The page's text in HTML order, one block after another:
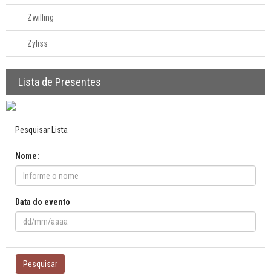
Zwilling
Zyliss
Lista de Presentes
Pesquisar Lista
Nome:
Data do evento
Pesquisar